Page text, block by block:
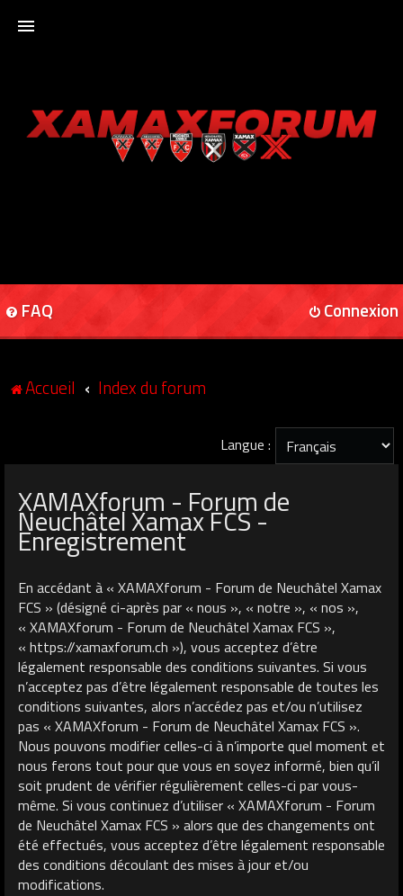
XAMAXFORUM
FAQ Connexion
Accueil Index du forum
Langue :
XAMAXforum - Forum de
Neuchâtel Xamax FCS -
Enregistrement
En accédant à « XAMAXforum - Forum de Neuchâtel Xamax
FCS » (désigné ci-après par « nous », « notre », « nos »,
« XAMAXforum - Forum de Neuchâtel Xamax FCS »,
« https://xamaxforum.ch »), vous acceptez d’être
légalement responsable des conditions suivantes. Si vous
n’acceptez pas d’être légalement responsable de toutes les
conditions suivantes, alors n’accédez pas et/ou n’utilisez
pas « XAMAXforum - Forum de Neuchâtel Xamax FCS ».
Nous pouvons modifier celles-ci à n’importe quel moment et
nous ferons tout pour que vous en soyez informé, bien qu’il
soit prudent de vérifier régulièrement celles-ci par vous-
même. Si vous continuez d’utiliser « XAMAXforum - Forum
de Neuchâtel Xamax FCS » alors que des changements ont
été effectués, vous acceptez d’être légalement responsable
des conditions découlant des mises à jour et/ou
modifications.